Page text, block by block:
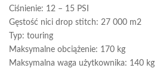
Ciśnienie: 12 – 15 PSI
Gęstość nici drop stitch: 27 000 m2
Typ: touring
Maksymalne obciążenie: 170 kg
Maksymalna waga użytkownika: 140 kg